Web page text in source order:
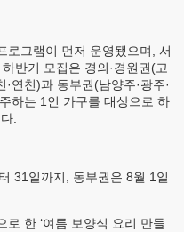
로그램이 먼저 운영됐으며, 서
반기 모집은 경의·경원권(고
·연천)과 동부권(남양주·광주·
하는 1인 가구를 대상으로 하
.
31일까지, 동부권은 8월 1일
한 ‘여름 보양식 요리 만들